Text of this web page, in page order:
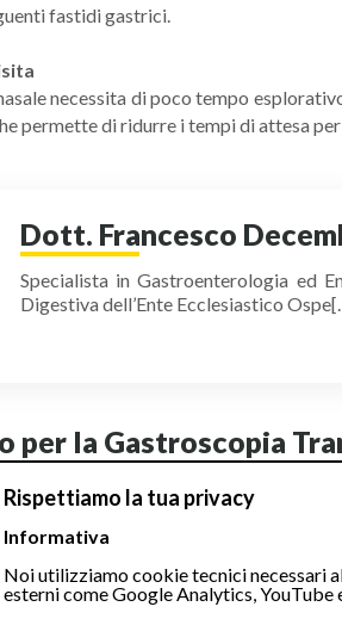
Rispettiamo la tua privacy
Informativa
Noi utilizziamo cookie tecnici necessari
esterni come Google Analytics,
fastidi gastrici.
necessita di poco tempo
permette di ridurre i tempi di attesa
Dott. Francesco
Specialista in Gastroenterologia ed
Digestiva dell’Ente Ecclesiastico
per la Gastroscopia